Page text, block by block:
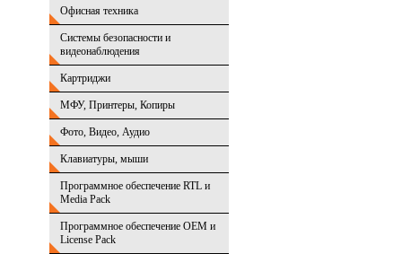
Офисная техника
Системы безопасности и
видеонаблюдения
Картриджи
МФУ, Принтеры, Копиры
Фото, Видео, Аудио
Клавиатуры, мыши
Программное обеспечение RTL и
Media Pack
Программное обеспечение OEM и
License Pack